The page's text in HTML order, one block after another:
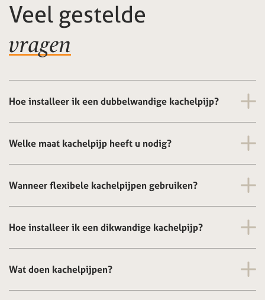
Veel gestelde
vragen
Hoe installeer ik een dubbelwandige kachelpijp?
Welke maat kachelpijp heeft u nodig?
Wanneer flexibele kachelpijpen gebruiken?
Hoe installeer ik een dikwandige kachelpijp?
Wat doen kachelpijpen?